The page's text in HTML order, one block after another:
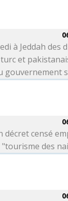
à Jeddah des
et
gouvernement
décret censé
"tourisme des